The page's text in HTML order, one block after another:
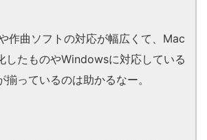
作曲ソフトの対応が幅広くて、Mac
したものやWindowsに対応している
揃っているのは助かるなー。